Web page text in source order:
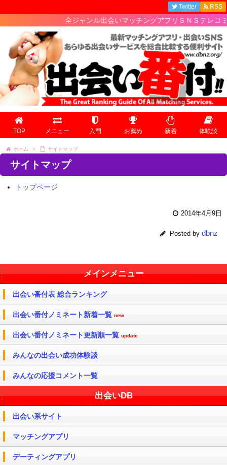
全ジャンル出会いマッチングアプリＳＮＳテレコミ
TOP メニュー 入門 お薦め 新着 体験談
Twitter RSS
ホーム > サイトマップ
サイトマップ
トップページ
2014年4月9日
Posted by dbnz
メインメニュー
出会い番付表 総合ランキング
出会い番付ノミネート新着一覧 new
出会い番付ノミネート更新順一覧 update
みんなの出会い成功体験談
みんなの応援コメント一覧
出会いDB
出会い系サイト
マッチングアプリ
デーティングアプリ